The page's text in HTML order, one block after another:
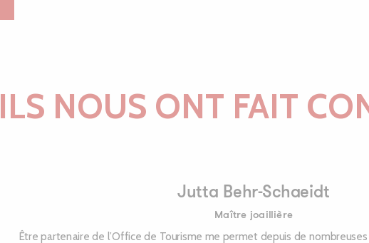
ILS NOUS ONT FAIT
Jutta Behr-Schaeidt
Maître joaillière
Être partenaire de l’Office de Tourisme me permet depuis de